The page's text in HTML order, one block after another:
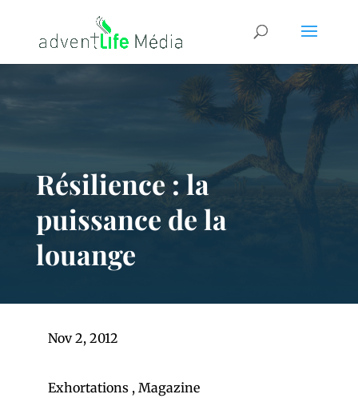
Résilience : la
puissance de la
louange
Nov 2, 2012
Exhortations, Magazine